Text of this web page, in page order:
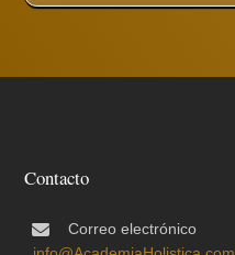
Contacto
Correo electrónico